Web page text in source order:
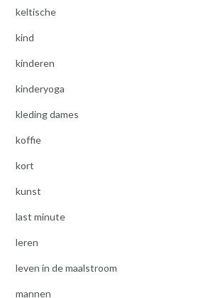
keltische
kind
kinderen
kinderyoga
kleding dames
koffie
kort
kunst
last minute
leren
leven in de maalstroom
mannen